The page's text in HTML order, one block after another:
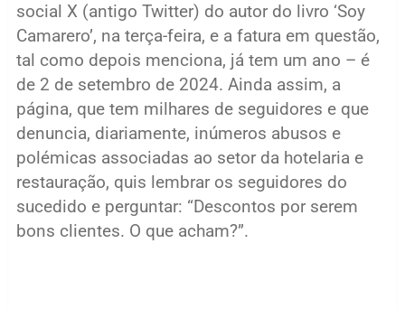
social X (antigo Twitter) do autor do livro ‘Soy
Camarero’, na terça-feira, e a fatura em questão,
tal como depois menciona, já tem um ano – é
de 2 de setembro de 2024. Ainda assim, a
página, que tem milhares de seguidores e que
denuncia, diariamente, inúmeros abusos e
polémicas associadas ao setor da hotelaria e
restauração, quis lembrar os seguidores do
sucedido e perguntar: “Descontos por serem
bons clientes. O que acham?”.